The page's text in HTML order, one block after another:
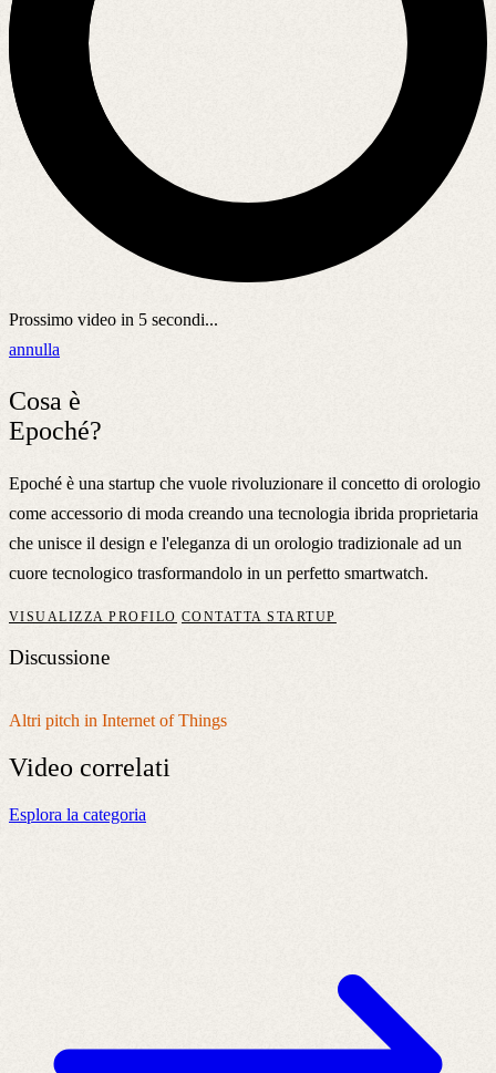
Prossimo video in 5 secondi...
annulla
Cosa è
Epoché?
Epoché è una startup che vuole rivoluzionare il concetto di orologio
come accessorio di moda creando una tecnologia ibrida proprietaria
che unisce il design e l'eleganza di un orologio tradizionale ad un
cuore tecnologico trasformandolo in un perfetto smartwatch.
VISUALIZZA PROFILO CONTATTA STARTUP
Discussione
Altri pitch in Internet of Things
Video correlati
Esplora la categoria